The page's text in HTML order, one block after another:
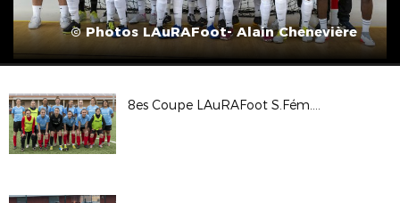
© Photos LAuRAFoot- Alain Chenevière
8es Coupe LAuRAFoot S.Fém. - AS Saint Martin en Haut - Sud Lyonnais 2013